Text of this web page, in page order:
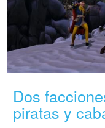
Dos
piratas y